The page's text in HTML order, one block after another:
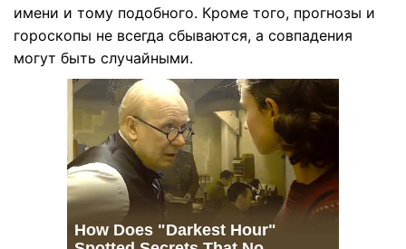
имени и тому подобного. Кроме того, прогнозы и
гороскопы не всегда сбываются, а совпадения
могут быть случайными.